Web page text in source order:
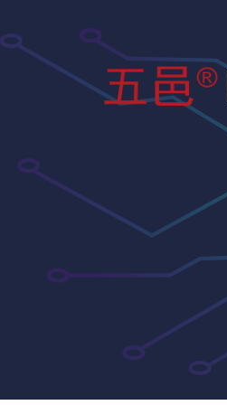
至
内